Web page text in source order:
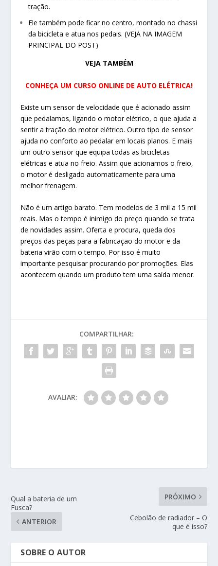
tração.
Ele também pode ficar no centro, montado no chassi
da bicicleta e atua nos pedais. (VEJA NA IMAGEM
PRINCIPAL DO POST)
VEJA TAMBÉM
CONHEÇA UM CURSO ONLINE DE AUTO ELÉTRICA!
Existe um sensor de velocidade que é acionado assim
que pedalamos, ligando o motor elétrico, o que ajuda a
sentir a tração do motor elétrico. Outro tipo de sensor
ajuda no conforto ao pedalar em locais planos. E mais
um outro sensor que equipa todas as bicicletas
elétricas e atua no freio. Assim que acionamos o freio,
o motor é desligado automaticamente para uma
melhor frenagem.
Não é um artigo barato. Tem modelos de 3 mil a 15 mil
reais. Mas o tempo é inimigo do preço quando se trata
de novidades assim. Oferta e procura, queda dos
preços das peças para a fabricação do motor e da
bateria virão com o tempo. Por isso é muito
importante pesquisar procurando por promoções. Elas
acontecem quando um produto tem uma saída menor.
COMPARTILHAR:
AVALIAR:
Qual a bateria de um
Fusca?
ANTERIOR
PRÓXIMO
Cebolão de radiador – O
que é isso?
SOBRE O AUTOR